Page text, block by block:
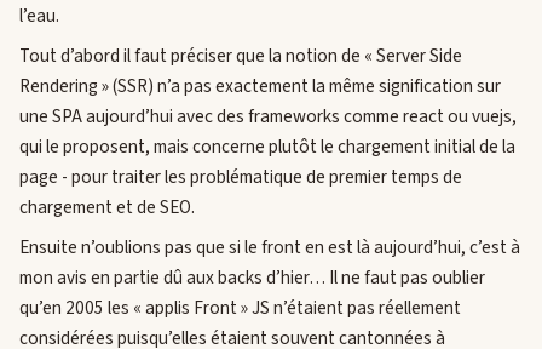
l’eau.
Tout d’abord il faut préciser que la notion de « Server Side
Rendering » (SSR) n’a pas exactement la même signification sur
une SPA aujourd’hui avec des frameworks comme react ou vuejs,
qui le proposent, mais concerne plutôt le chargement initial de la
page - pour traiter les problématique de premier temps de
chargement et de SEO.
Ensuite n’oublions pas que si le front en est là aujourd’hui, c’est à
mon avis en partie dû aux backs d’hier… Il ne faut pas oublier
qu’en 2005 les « applis Front » JS n’étaient pas réellement
considérées puisqu’elles étaient souvent cantonnées à